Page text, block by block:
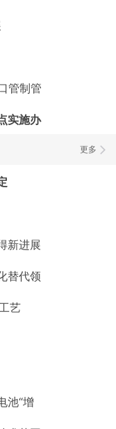
管制管
实施办
更多
新进展
替代领
艺
池“增